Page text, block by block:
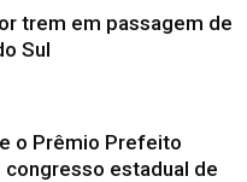
trem em passagem de
Sul
o Prêmio Prefeito
congresso estadual de